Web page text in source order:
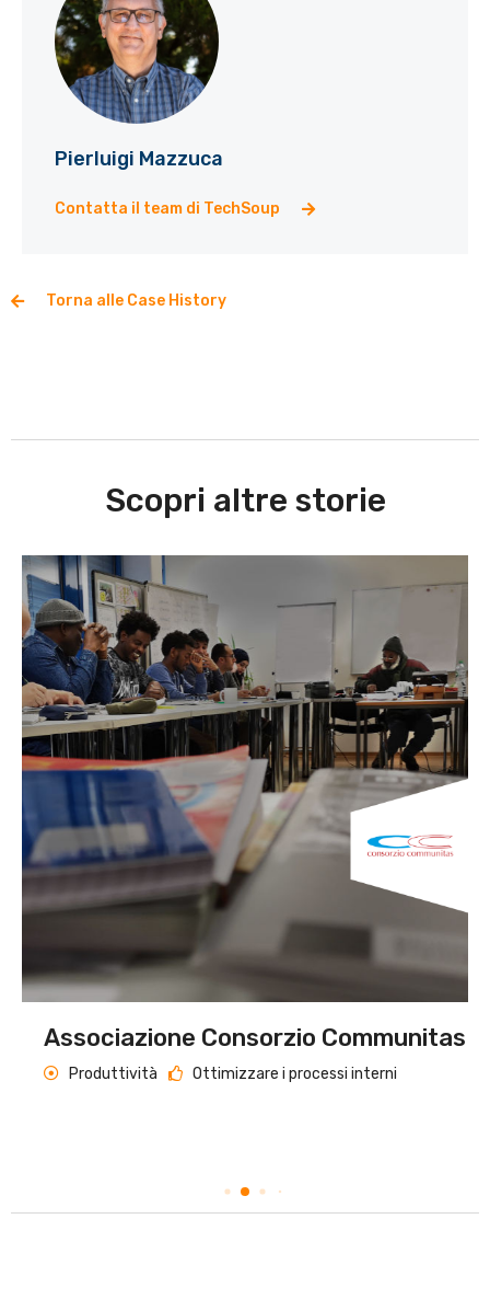
Pierluigi Mazzuca
Contatta il team di TechSoup
Torna alle Case History
Scopri altre storie
Associazione Consorzio Communitas
Produttività Ottimizzare i processi interni